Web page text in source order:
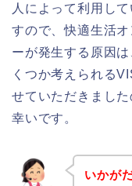
人によって利用し
すので、快適生活
ーが発生する原因
くつか考えられる
せていただきまし
幸いです。
いかが